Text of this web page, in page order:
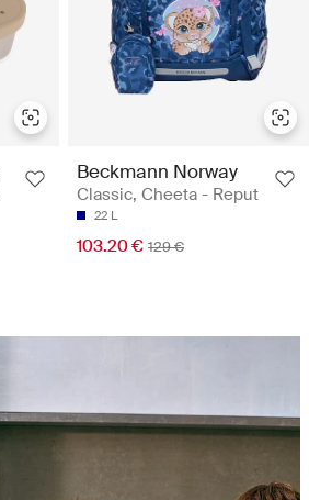
Beckmann Norway
Classic, Cheeta - Reput
22 L
103.20 € 129 €